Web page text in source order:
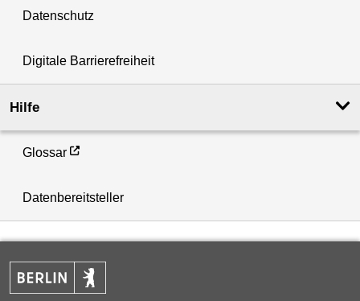
Datenschutz
Digitale Barrierefreiheit
Hilfe
Glossar
Datenbereitsteller